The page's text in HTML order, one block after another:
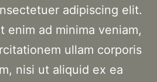
adipiscing elit.
enim ad minima veniam,
ullam corporis
nisi ut aliquid ex ea